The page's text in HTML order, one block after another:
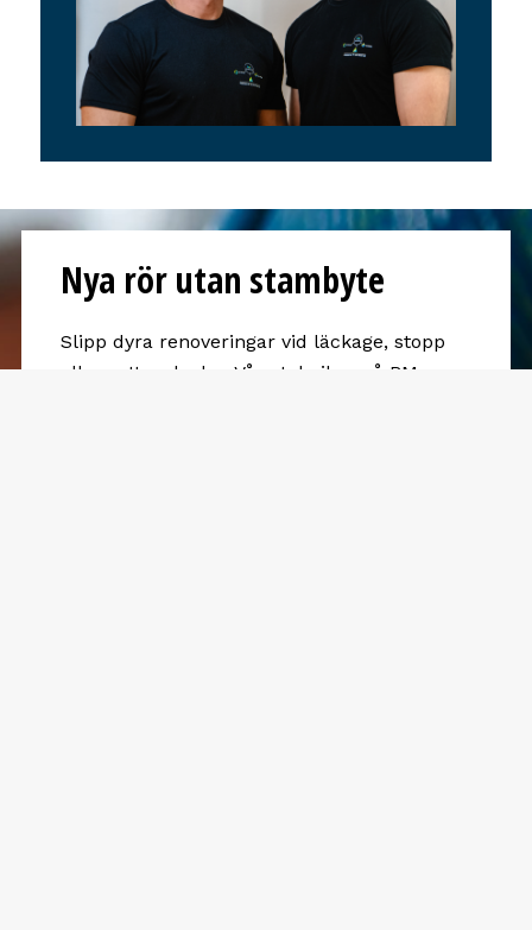
Nya rör utan stambyte
Slipp dyra renoveringar vid läckage, stopp
eller vattenskador. Våra tekniker på RM